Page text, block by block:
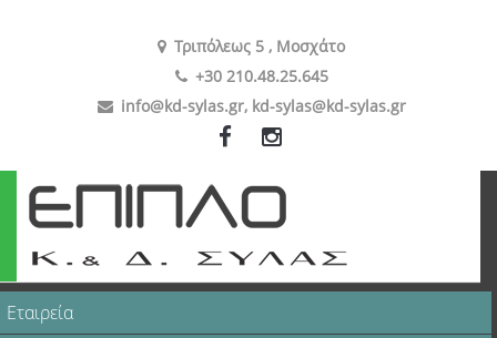
Τριπόλεως 5 , Μοσχάτο
+30 210.48.25.645
info@kd-sylas.gr, kd-sylas@kd-sylas.gr
Εταιρεία